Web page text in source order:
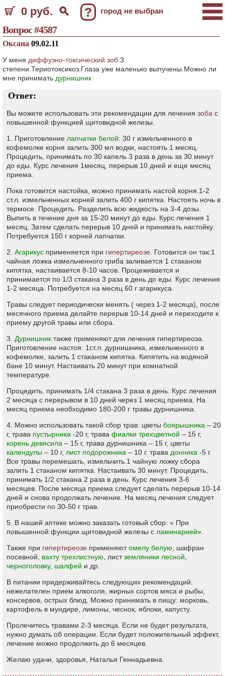
0 руб. ? город не выбран
Вопрос #4587
Оксана 09.02.11
У меня диффузно-токсический зоб 3
степени.Териотоксикоз.Глаза уже маленько выпучены.Можно ли
мне принимать дурнишник
Ответ:
Вы можете использовать эти рекомендации для лечения зоба с
повышенной функцией щитовидной железы.
1. Приготовление лапчатки белой: 30 г измельченного в
кофемолке корня залить 300 мл водки, настоять 1 месяц.
Процедить, принимать по 30 капель 3 раза в день за 30 минут
до еды. Курс лечения 1месяц, перерыв 10 дней и еще месяц
приема.
Пока готовится настойка, можно принимать настой корня.1-2
ст.л. измельченных корней залить 400 г кипятка. Настоять ночь в
термосе. Процедить. Разделить всю жидкость на 3-4 дозы.
Выпить в течение дня за 15-20 минут до еды. Курс лечения 1
месяц. Затем сделать перерыв 10 дней и принимать настойку.
Потребуется 150 г корней лапчатки.
2. Агарикус применяется при гипертиреозе . Готовится он так:1
чайная ложка измельченного гриба заливается 1 стаканом
кипятка, настаивается 8-10 часов. Процеживается и
принимается по 1/3 стакана 3 раза в день до еды. Курс лечения
1-2 месяца. Потребуется на месяц 60 г агарикуса.
Травы следует периодически менять ( через 1-2 месяца), после
месячного приема делайте перерыв 10-14 дней и переходите к
приему другой травы или сбора.
3. Дурнишник также применяют для лечения гипертиреоза.
Приготовление настоя: 1ст.л. дурнишника, измельченного в
кофемолке, залить 1 стаканом кипятка. Кипятить на водяной
бане 10 минут. Настаивать 20 минут при комнатной
температуре.
Процедить, принимать 1/4 стакана 3 раза в день. Курс лечения
2 месяца с перерывом в 10 дней через 1 месяц приема. На
месяц приема необходимо 180-200 г травы дурнишника.
4. Можно использовать такой сбор трав: цветы боярышника – 20
г, трава пустырника -20 г, трава фиалки трехцветной – 15 г,
корень девясила – 15 г, трава дурнишника – 15 г, цветы
календулы – 10 г, лист подорожника – 10 г. трава донника -5 г.
Все травы перемешать, измельчить.1 чайную ложку сбора
залить 1 стаканом кипятка. Настаивать 30 минут. Процедить,
принимать 1/2 стакана 2 раза в день. Курс лечения 3-6
месяцев. После месяца приема следует сделать перерыв 10-14
дней и снова продолжать лечение. На месяц лечения следует
приобрести по 30-50 г трав.
5. В нашей аптеке можно заказать готовый сбор: « При
повышенной функции щитовидной железы с ламинарией».
Также при гипертиреозе применяютомелу белую , шафран
посевной, вахту трехлистную , листземляники лесной
черноголовку, шалфей и др.
В питании придерживайтесь следующих рекомендаций:
нежелателен прием алкоголя, жирных сортов мяса и рыбы,
консервов, острых блюд. Можно принимать в пищу: морковь,
картофель в мундире, лимоны, чеснок, яблоки, капусту.
Пролечитесь травами 2-3 месяца. Если не будет результата,
нужно думать об операции. Если будет положительный эффект,
лечение можно продолжить до 6 месяцев.
Желаю удачи, здоровья, Наталья Геннадьевна.